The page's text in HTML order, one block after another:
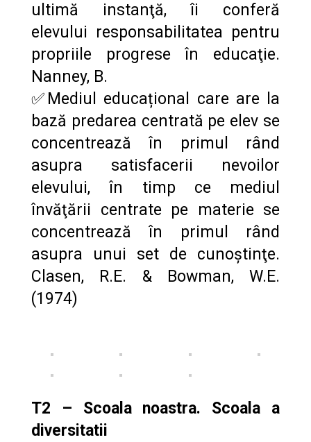
ultimă instanţă, îi conferă
elevului responsabilitatea pentru
propriile progrese în educaţie.
Nanney, B.
✅Mediul educațional care are la
bază predarea centrată pe elev se
concentrează în primul rând
asupra satisfacerii nevoilor
elevului, în timp ce mediul
învăţării centrate pe materie se
concentrează în primul rând
asupra unui set de cunoştinţe.
Clasen, R.E. & Bowman, W.E.
(1974)
T2 – Scoala noastra. Scoala a
diversitatii